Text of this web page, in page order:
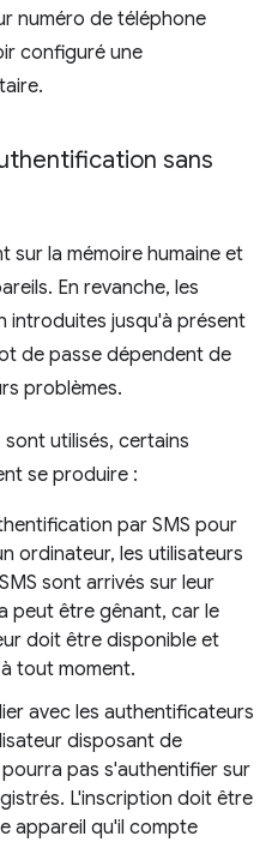
numéro de téléphone
configuré une
sans
sur la mémoire humaine et
En revanche, les
introduites jusqu'à présent
de passe dépendent de
problèmes.
utilisés, certains
se produire :
par SMS pour
ordinateur, les utilisateurs
sont arrivés sur leur
peut être gênant, car le
doit être disponible et
tout moment.
avec les authentificateurs
disposant de
pas s'authentifier sur
L'inscription doit être
appareil qu'il compte